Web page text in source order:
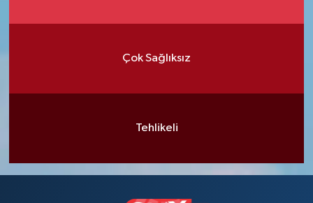
Çok Sağlıksız
Tehlikeli